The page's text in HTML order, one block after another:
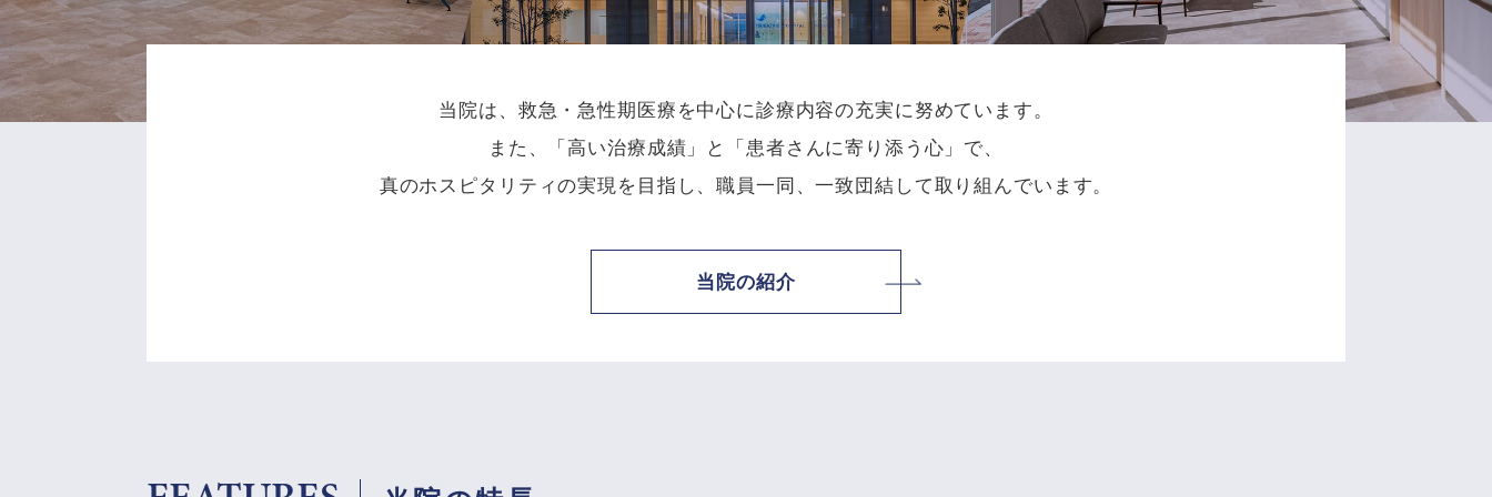
当院は、救急・急性期医療を中心に診療内容の充実に努めています。
また、「高い治療成績」と「患者さんに寄り添う心」で、
真のホスピタリティの実現を目指し、職員一同、一致団結して取り組んでいます。
当院の紹介